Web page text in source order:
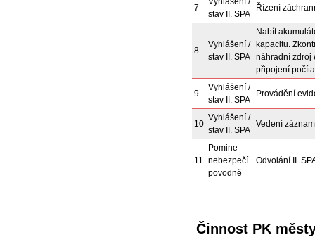
7
stav II. SPA
Řízení
8
Vyhlášení /
stav II. SPA
Nabít
kapacitu.
náhradní zdroj
připojení
9
Vyhlášení /
stav II. SPA
Provádění
10
Vyhlášení /
stav II. SPA
Vedení
11
Pomine
nebezpečí
povodně
Odvolání II.
Činnost PK